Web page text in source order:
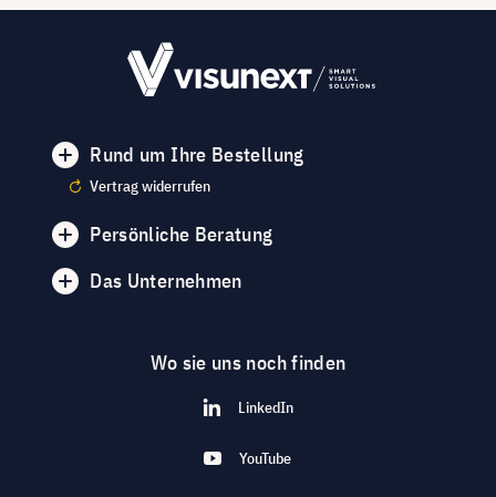
Rund um Ihre Bestellung
Vertrag widerrufen
Persönliche Beratung
Das Unternehmen
Wo sie uns noch finden
LinkedIn
YouTube